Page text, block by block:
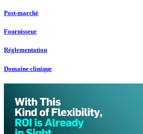
Post-marché
Fournisseur
Réglementation
Domaine clinique